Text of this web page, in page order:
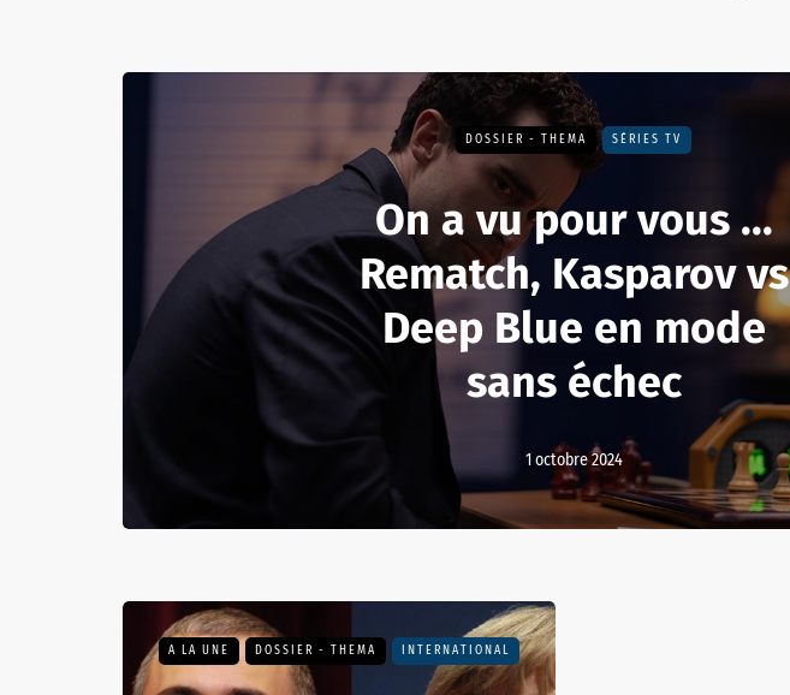
DOSSIER - THEMA SÉRIES TV
On a vu pour vous ...
Rematch, Kasparov vs
Deep Blue en mode
sans échec
1 octobre 2024
A LA UNE DOSSIER - THEMA INTERNATIONAL